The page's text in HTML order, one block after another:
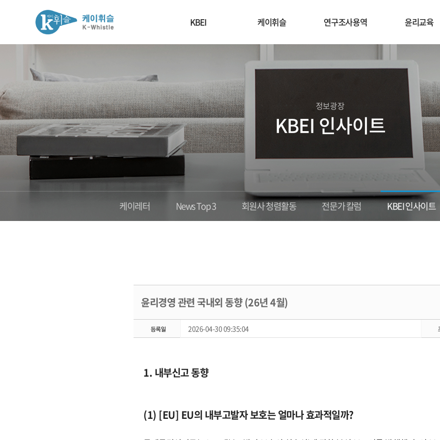
KBEI 케이휘슬 연구조사용역 윤리교육
정보광장
KBEI 인사이트
케이레터 News Top 3 회원사 청렴활동 전문가 칼럼 KBEI 인사이트
윤리경영 관련 국내외 동향 (26년 4월)
2026-04-30 09:35:04
1. 내부신고 동향
(1) [EU] EU의 내부고발자 보호는 얼마나 효과적일까?